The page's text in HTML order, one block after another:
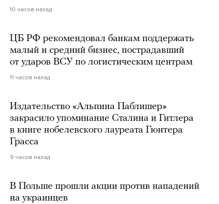
10 часов назад
ЦБ РФ рекомендовал банкам поддержать
малый и средний бизнес, пострадавший
от ударов ВСУ по логистическим центрам
11 часов назад
Издательство «Альпина Паблишер»
закрасило упоминание Сталина и Гитлера
в книге нобелевского лауреата Гюнтера
Грасса
9 часов назад
В Польше прошли акции против нападений
на украинцев